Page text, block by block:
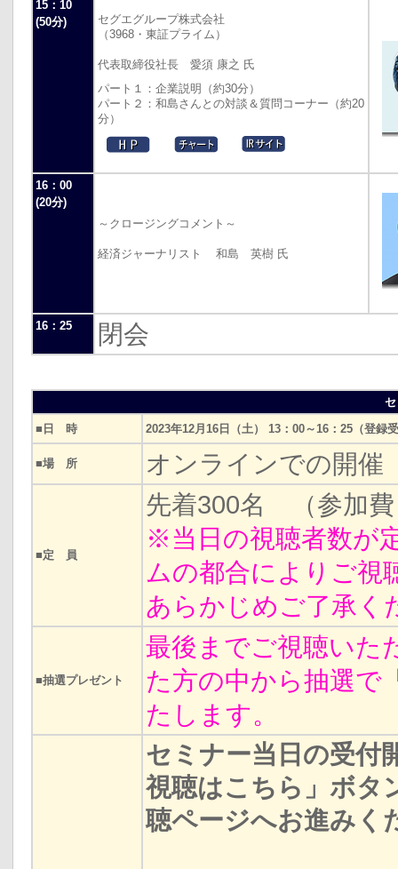
15：10
(50分)
セグエグループ株式会社
（3968・東証プライム）
代表取締役社長 愛須 康之 氏
パート１：企業説明（約30分）
パート２：和島さんとの対談＆質問コーナー（約20
分）
16：00
(20分)
～クロージングコメント～
経済ジャーナリスト 和島 英樹 氏
16：25 閉会
■日 時
2023年12月16日（土） 13：00～16：25（登録
■場 所 オンラインでの開催
■定 員
先着300名 （参加費
※当日の視聴者数が
ムの都合によりご視
あらかじめご了承く
■抽選プレゼント
最後までご視聴いた
た方の中から抽選で
たします。
セミナー当日の受付
視聴はこちら」ボタ
聴ページへお進みく